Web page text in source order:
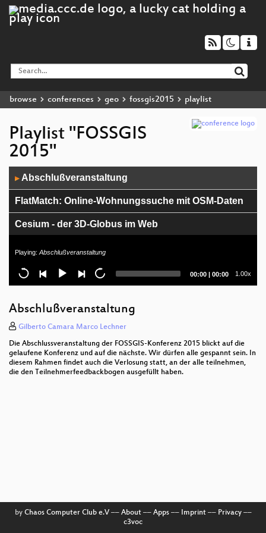
browse conferences geo fossgis2015 playlist
Playlist "FOSSGIS
2015"
Player
▶ Abschlußveranstaltung
FlatMatch: Online-Wohnungssuche mit OSM-Daten
Cesium - der 3D-Globus im Web
MapFish Print V3: Printing maps like a boss
Location-based Task Management
Linked Data basierter Explorer
Der schwere Werdegang zu einem FOSSGIS-Open
Source Projekt
Verkehrs auf Basis von OpenStreetMap Daten
Playing: Abschlußveranstaltung
Current
00:00 | Total
00:00 1.00x
Abschlußveranstaltung
Gilberto Camara Marco Lechner
Die Abschlussveranstaltung der FOSSGIS-Konferenz 2015 blickt auf die
gelaufene Konferenz und auf die nächste. Wir dürfen alle gespannt sein. In
diesem Rahmen findet auch die Verlosung statt, an der alle teilnehmen,
die den Teilnehmerfeedbackbogen ausgefüllt haben.
by Chaos Computer Club e.V–– About–– Apps–– Imprint–– Privacy––
c3voc